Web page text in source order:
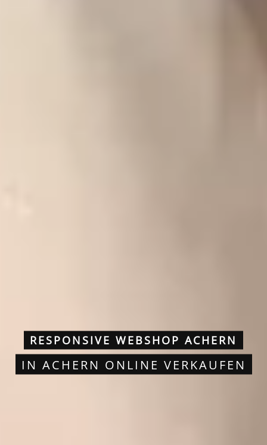
RESPONSIVE WEBSHOP ACHERN
IN ACHERN ONLINE VERKAUFEN